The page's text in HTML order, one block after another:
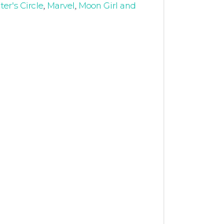
Circle, Marvel , Moon Girl and